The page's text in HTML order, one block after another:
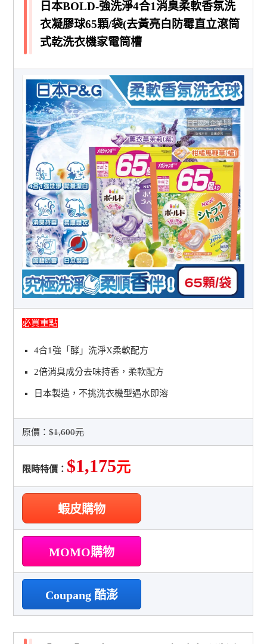
日本BOLD-強洗淨4合1消臭柔軟香氛洗
衣凝膠球65顆/袋(去黃亮白防霉直立滾筒
式乾洗衣機家電筒槽
必買重點
4合1強「酵」洗淨X柔軟配方
2倍消臭成分去味持香，柔軟配方
日本製造，不挑洗衣機型遇水即溶
原價：$1,600元
限時特價： $1,175元
蝦皮購物
MOMO購物
Coupang 酷澎